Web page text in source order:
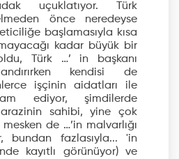
uçuklatıyor. Türk
önce neredeyse
başlamasıyla kısa
kadar büyük bir
Türk …’ in başkanı
kendisi de
işçinin aidatları ile
ediyor, şimdilerde
sahibi, yine çok
de …’in malvarlığı
bundan fazlasıyla... 'in
kayıtlı görünüyor) ve